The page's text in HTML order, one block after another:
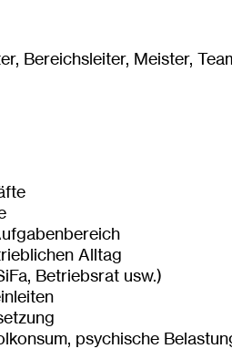
Bereichsleiter, Meister,
Alltag
Betriebsrat usw.)
psychische